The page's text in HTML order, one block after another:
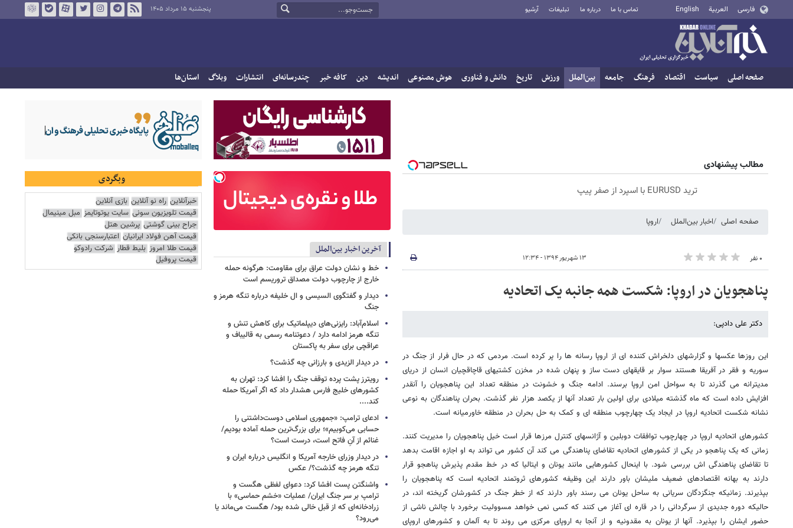
فارسی العربية English تماس با ما درباره ما تبلیغات آرشیو پنجشنبه ۱۵ مرداد ۱۴۰۵
صفحه اصلی سیاست اقتصاد فرهنگ جامعه بین‌الملل ورزش تاریخ دانش و فناوری هوش مصنوعی اندیشه دین کافه خبر چندرسانه‌ای انتشارات وبلاگ استان‌ها
مطالب پیشنهادی
ترید EURUSD با اسپرد از صفر پیپ
صفحه اصلی اخبار بین‌الملل اروپا
۰ نفر ۱۳ شهریور ۱۳۹۴ - ۱۲:۳۴
پناهجویان در اروپا: شکست همه جانبه یک اتحادیه
دکتر علی دادپی:
این روزها عکسها و گزارشهای دلخراش کننده ای از اروپا رسانه ها را پر کرده است. مردمی که در حال فرار از جنگ در
سوریه و فقر در آفریقا هستند سوار بر قایقهای دست ساز و پنهان شده در مخزن کشتیهای قاچاقچیان انسان از دریای
مدیترانه می گذرند تا به سواحل امن اروپا برسند. ادامه جنگ و خشونت در منطقه تعداد این پناهجویان را آنقدر
افزایش داده است که ماه گذشته میلادی برای اولین بار تعداد آنها از یکصد هزار نفر گذشت. بحران پناهندگان به نوعی
نشانه شکست اتحادیه اروپا در ایجاد یک چهارچوب منطقه ای و کمک به حل بحران در منطقه خاورمیانه است.
کشورهای اتحادیه اروپا در چهارچوب توافقات دوبلین و آژانسهای کنترل مرزها قرار است خیل پناهجویان را مدیریت کنند.
زمانی که یک پناهجو در یکی از کشورهای اتحادیه تقاضای پناهندگی می کند آن کشور می تواند به او اجازه اقامت بدهد
تا تقاضای پناهندگی اش بررسی شود. با اینحال کشورهایی مانند یونان و ایتالیا که در خط مقدم پذیرش پناهجو قرار
دارند به بهانه اقتصادهای ضعیف ملیشان باور دارند این وظیفه کشورهای ثروتمند اتحادیه است که پناهجویان را
بپذیرند. زمانیکه جنگزدگان سریانی به ساحل یونان می رسند باور دارند که از خطر جنگ در کشورشان گریخته اند، در
حالیکه دوره جدیدی از سرگردانی را در قاره ای آغاز می کنند که کسی نمی خواهد مسوولیت برخورد با چالش ناشی از
حضور ایشان را بپذیرد. آنها از یونان به مقدونیه و از آنجا به اروپای مرکزی می روند تا به آلمان و کشورهای اروپای
آخرین اخبار بین‌الملل
خط و نشان دولت عراق برای مقاومت: هرگونه حمله
خارج از چارچوب دولت مصداق تروریسم است
دیدار و گفتگوی السیسی و ال خلیفه درباره تنگه هرمز و
جنگ
اسلام‌آباد: رایزنی‌های دیپلماتیک برای کاهش تنش و
تنگه هرمز ادامه دارد / دعوتنامه رسمی به قالیباف و
عراقچی برای سفر به پاکستان
در دیدار الزیدی و بارزانی چه گذشت؟
رویترز پشت پرده توقف جنگ را افشا کرد: تهران به
کشورهای خلیج فارس هشدار داد که اگر آمریکا حمله
کند....
ادعای ترامپ: «جمهوری اسلامی دوست‌داشتنی را
حسابی می‌کوبیم»؛ برای بزرگ‌ترین حمله آماده بودیم/
غنائم از آنِ فاتح است، درست است؟
در دیدار وزرای خارجه آمریکا و انگلیس درباره ایران و
تنگه هرمز چه گذشت؟/ عکس
واشنگتن پست افشا کرد: دعوای لفظی هگست و
ترامپ بر سر جنگ ایران/ عملیات «خشم حماسی» با
زرادخانه‌ای که از قبل خالی شده بود/ هگست می‌ماند یا
می‌رود؟
وبگردی
خبرآنلاین راه نو آنلاین بازی آنلاین
قیمت تلویزیون سونی سایت یوتوتایمز مبل مینیمال
جراح بینی گوشتی پرشین هتل
قیمت آهن فولاد ایرانیان اعتبارسنجی بانکی
قیمت طلا امروز بلیط قطار شرکت رادوکو
قیمت پروفیل